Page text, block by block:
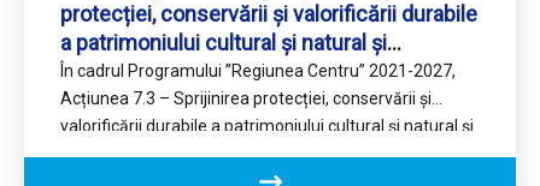
protecției, conservării și valorificării durabile
a patrimoniului cultural și natural și
stimularea dezvoltării zonelor turistice din
ITI
În cadrul Programului ”Regiunea Centru” 2021-2027,
Acțiunea 7.3 – Sprijinirea protecției, conservării și
valorificării durabile a patrimoniului cultural și natural și
stimularea dezvoltării zonelor turistice…